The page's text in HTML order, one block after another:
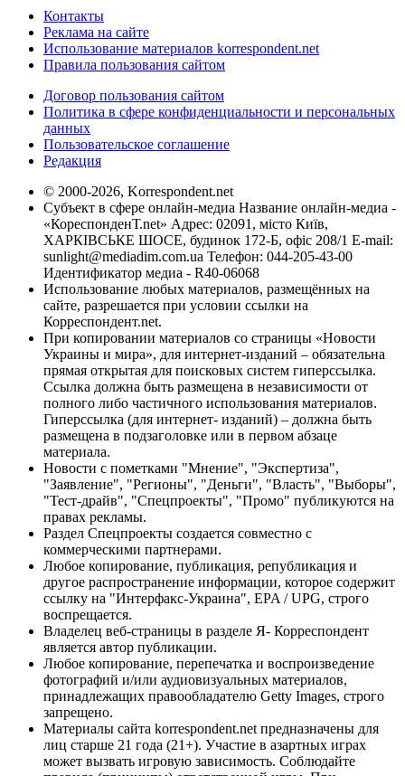
Контакты
Реклама на сайте
Использование материалов korrespondent.net
Правила пользования сайтом
Договор пользования сайтом
Политика в сфере конфиденциальности и персональных
данных
Пользовательское соглашение
Редакция
© 2000-2026, Korrespondent.net
Субъект в сфере онлайн-медиа Название онлайн-медиа -
«КореспонденТ.net» Адрес: 02091, місто Київ,
ХАРКІВСЬКЕ ШОСЕ, будинок 172-Б, офіс 208/1 E-mail:
sunlight@mediadim.com.ua Телефон: 044-205-43-00
Идентификатор медиа - R40-06068
Использование любых материалов, размещённых на
сайте, разрешается при условии ссылки на
Корреспондент.net.
При копировании материалов со страницы «Новости
Украины и мира», для интернет-изданий – обязательна
прямая открытая для поисковых систем гиперссылка.
Ссылка должна быть размещена в независимости от
полного либо частичного использования материалов.
Гиперссылка (для интернет- изданий) – должна быть
размещена в подзаголовке или в первом абзаце
материала.
Новости с пометками "Мнение", "Экспертиза",
"Заявление", "Регионы", "Деньги", "Власть", "Выборы",
"Тест-драйв", "Спецпроекты", "Промо" публикуются на
правах рекламы.
Раздел Спецпроекты создается совместно с
коммерческими партнерами.
Любое копирование, публикация, републикация и
другое распространение информации, которое содержит
ссылку на "Интерфакс-Украина", EPA / UPG, строго
воспрещается.
Владелец веб-страницы в разделе Я- Корреспондент
является автор публикации.
Любое копирование, перепечатка и воспроизведение
фотографий и/или аудиовизуальных материалов,
принадлежащих правообладателю Getty Images, строго
запрещено.
Материалы сайта korrespondent.net предназначены для
лиц старше 21 года (21+). Участие в азартных играх
может вызвать игровую зависимость. Соблюдайте